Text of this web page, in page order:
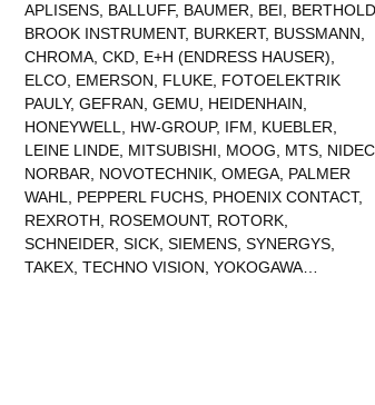
APLISENS, BALLUFF, BAUMER, BEI, BERTHOLD
BROOK INSTRUMENT, BURKERT, BUSSMANN,
CHROMA, CKD, E+H (ENDRESS HAUSER),
ELCO, EMERSON, FLUKE, FOTOELEKTRIK
PAULY, GEFRAN, GEMU, HEIDENHAIN,
HONEYWELL, HW-GROUP, IFM, KUEBLER,
LEINE LINDE, MITSUBISHI, MOOG, MTS, NIDEC
NORBAR, NOVOTECHNIK, OMEGA, PALMER
WAHL, PEPPERL FUCHS, PHOENIX CONTACT,
REXROTH, ROSEMOUNT, ROTORK,
SCHNEIDER, SICK, SIEMENS, SYNERGYS,
TAKEX, TECHNO VISION, YOKOGAWA…